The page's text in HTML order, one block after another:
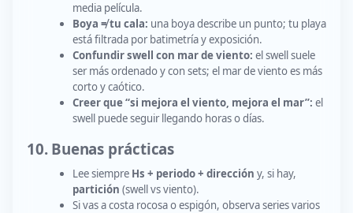
media película.
Boya ≠ tu cala: una boya describe un punto; tu playa
está filtrada por batimetría y exposición.
Confundir swell con mar de viento: el swell suele
ser más ordenado y con sets; el mar de viento es más
corto y caótico.
Creer que “si mejora el viento, mejora el mar”: el
swell puede seguir llegando horas o días.
10. Buenas prácticas
Lee siempre Hs + periodo + dirección y, si hay,
partición (swell vs viento).
Si vas a costa rocosa o espigón, observa series varios